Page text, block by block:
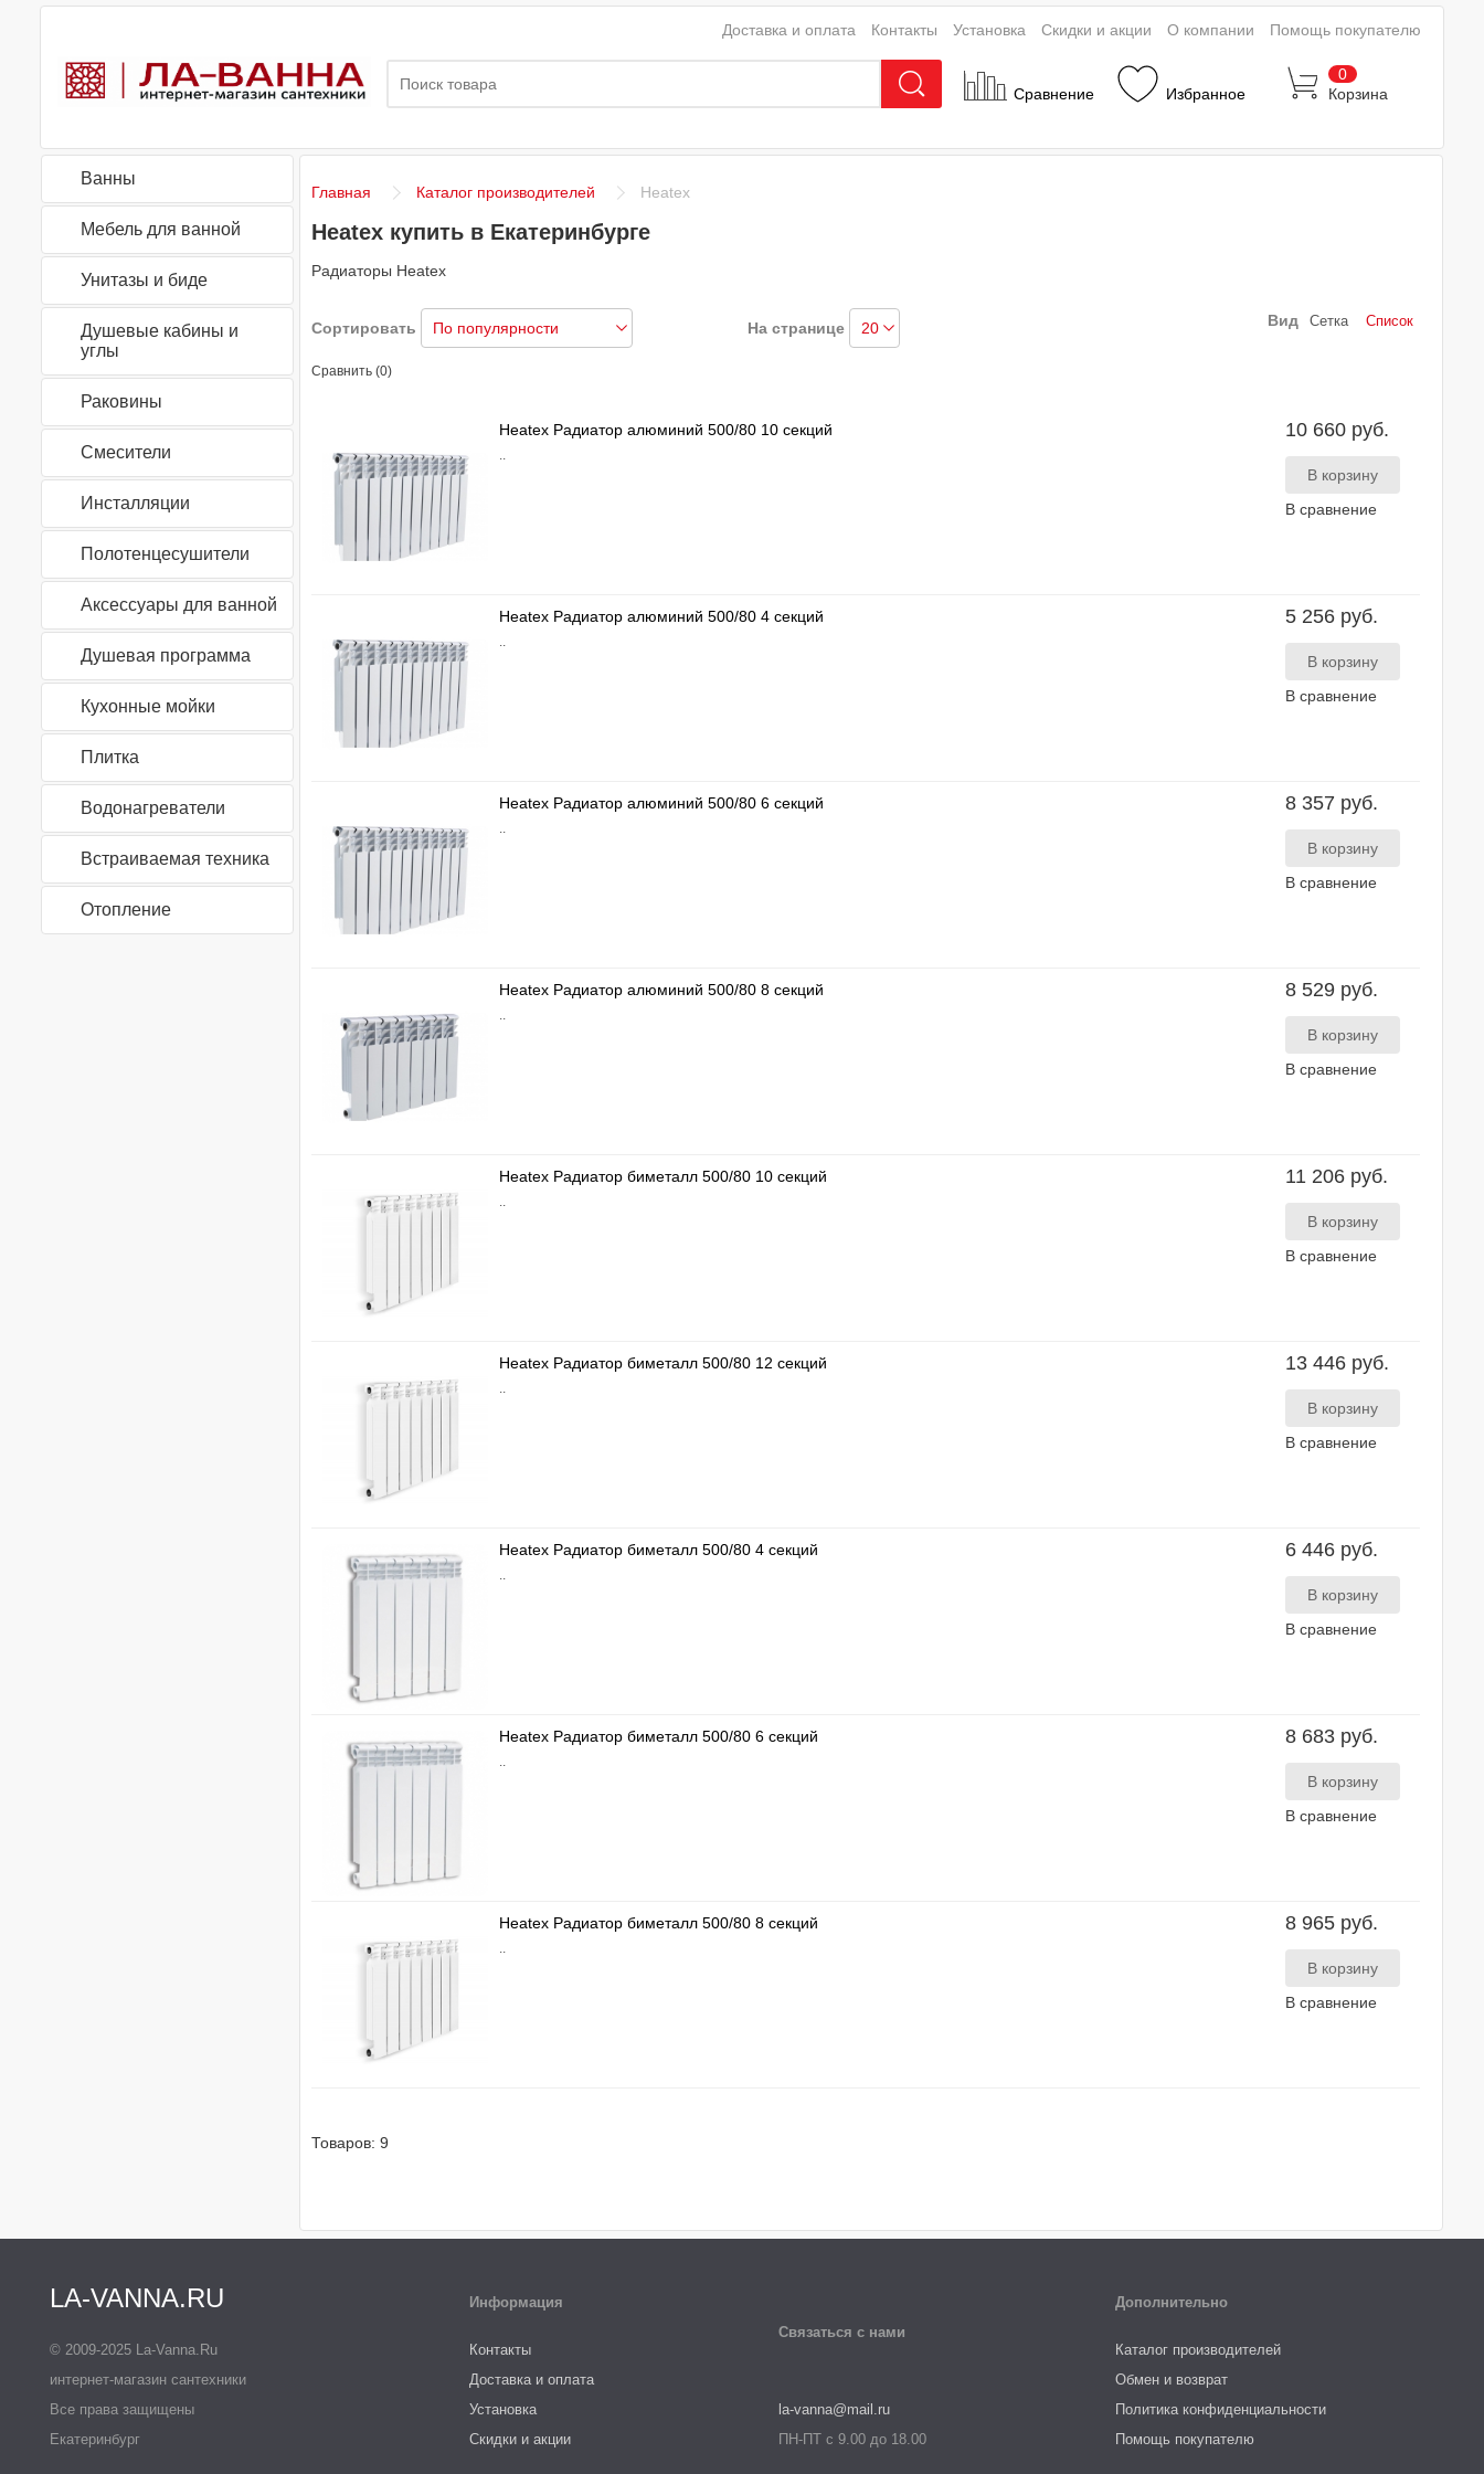
Сравнение Избранное
0
Корзина
Доставка и оплата Контакты Установка Скидки и акции О компании Помощь покупателю
Ванны
Мебель для ванной
Унитазы и биде
Душевые кабины и
углы
Раковины
Смесители
Инсталляции
Полотенцесушители
Аксессуары для ванной
Душевая программа
Кухонные мойки
Плитка
Водонагреватели
Встраиваемая техника
Отопление
Главная Каталог производителей Heatex
Heatex купить в Екатеринбурге
Радиаторы Heatex
Сортировать На странице Вид Сетка Список
Сравнить (0)
Heatex Радиатор алюминий 500/80 10 секций
..
10 660 руб.
В сравнение
Heatex Радиатор алюминий 500/80 4 секций
..
5 256 руб.
В сравнение
Heatex Радиатор алюминий 500/80 6 секций
..
8 357 руб.
В сравнение
Heatex Радиатор алюминий 500/80 8 секций
..
8 529 руб.
В сравнение
Heatex Радиатор биметалл 500/80 10 секций
..
11 206 руб.
В сравнение
Heatex Радиатор биметалл 500/80 12 секций
..
13 446 руб.
В сравнение
Heatex Радиатор биметалл 500/80 4 секций
..
6 446 руб.
В сравнение
Heatex Радиатор биметалл 500/80 6 секций
..
8 683 руб.
В сравнение
Heatex Радиатор биметалл 500/80 8 секций
..
8 965 руб.
В сравнение
Товаров: 9
LA-VANNA.RU
© 2009-2025 La-Vanna.Ru
интернет-магазин сантехники
Все права защищены
Екатеринбург
Информация
Контакты
Доставка и оплата
Установка
Скидки и акции
Связаться с нами
la-vanna@mail.ru
ПН-ПТ с 9.00 до 18.00
Дополнительно
Каталог производителей
Обмен и возврат
Политика конфиденциальности
Помощь покупателю